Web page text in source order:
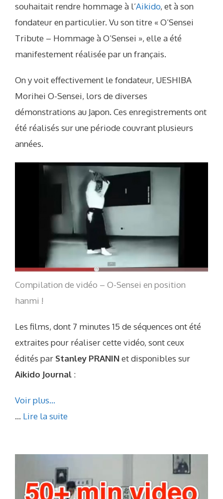
souhaitait rendre hommage à l’Aikido, et à son
fondateur en particulier. Vu son titre « O’Sensei
Tribute – Hommage à O’Sensei », elle a été
manifestement réalisée par un français.
On y voit effectivement le fondateur, UESHIBA
Morihei O-Sensei, lors de diverses
démonstrations au Japon. Ces enregistrements ont
été réalisés sur une période couvrant plusieurs
années.
Compilation de vidéo – O-Sensei en position
hanmi !
Les films, dont 7 minutes 15 de séquences ont été
extraites pour réaliser cette vidéo, sont ceux
édités par Stanley PRANINet disponibles sur
Aikido Journal :
Voir plus…
... Lire la suite